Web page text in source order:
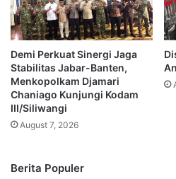
Demi Perkuat Sinergi Jaga
Stabilitas Jabar-Banten,
Menkopolkam Djamari
Chaniago Kunjungi Kodam
III/Siliwangi
August 7, 2026
Berita Populer